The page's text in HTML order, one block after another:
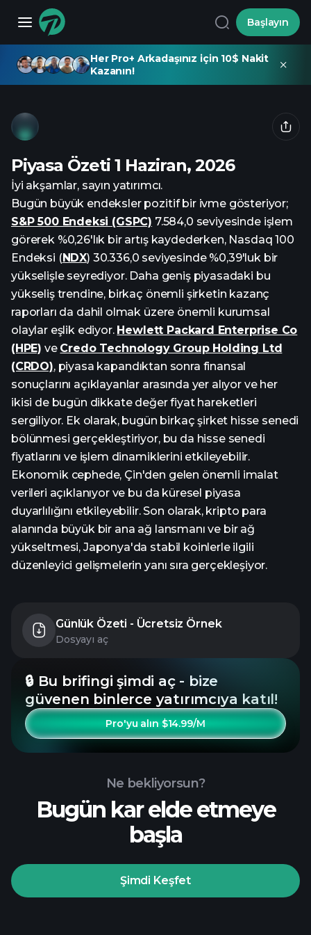
Başlayın
Her Pro+ Arkadaşınız için 10$ Nakit
Kazanın!
Piyasa Özeti 1 Haziran, 2026
İyi akşamlar, sayın yatırımcı.
Bugün büyük endeksler pozitif bir ivme gösteriyor;
S&P 500 Endeksi (GSPC) 7.584,0 seviyesinde işlem
görerek %0,26'lık bir artış kaydederken, Nasdaq 100
Endeksi (NDX) 30.336,0 seviyesinde %0,39'luk bir
yükselişle seyrediyor. Daha geniş piyasadaki bu
yükseliş trendine, birkaç önemli şirketin kazanç
raporları da dahil olmak üzere önemli kurumsal
olaylar eşlik ediyor. Hewlett Packard Enterprise Co
(HPE) ve Credo Technology Group Holding Ltd
(CRDO), piyasa kapandıktan sonra finansal
sonuçlarını açıklayanlar arasında yer alıyor ve her
ikisi de bugün dikkate değer fiyat hareketleri
sergiliyor. Ek olarak, bugün birkaç şirket hisse senedi
bölünmesi gerçekleştiriyor, bu da hisse senedi
fiyatlarını ve işlem dinamiklerini etkileyebilir.
Ekonomik cephede, Çin'den gelen önemli imalat
verileri açıklanıyor ve bu da küresel piyasa
duyarlılığını etkileyebilir. Son olarak, kripto para
alanında büyük bir ana ağ lansmanı ve bir ağ
yükseltmesi, Japonya'da stabil koinlerle ilgili
düzenleyici gelişmelerin yanı sıra gerçekleşiyor.
Günlük Özeti - Ücretsiz Örnek
Dosyayı aç
🔒 Bu brifingi şimdi aç - bize
güvenen binlerce yatırımcıya katıl!
Pro'yu alın $14.99/M
Ne bekliyorsun?
Bugün kar elde etmeye
başla
Şimdi Keşfet